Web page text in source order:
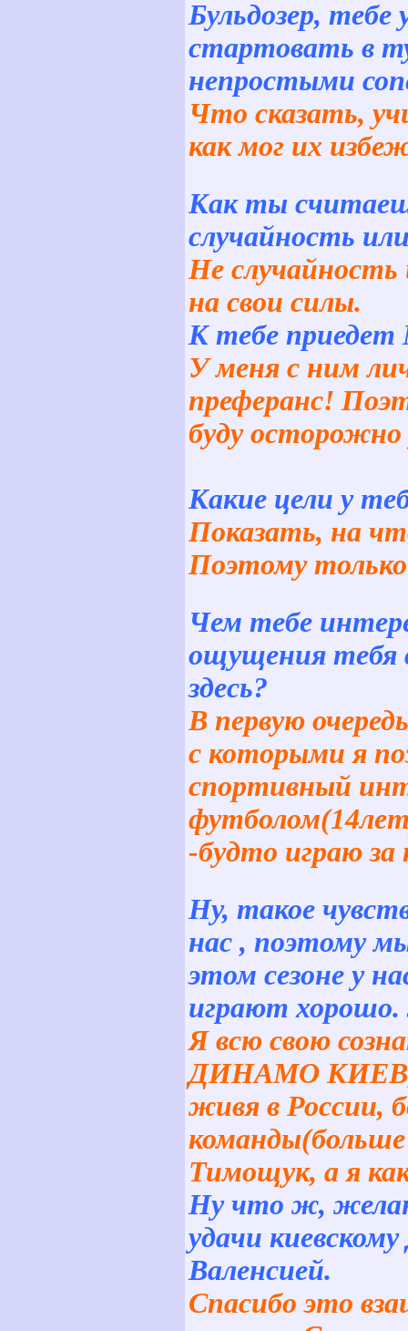
Бульдозер,
стартовать в
непростыми
Что сказать,
как мог их
Как ты
случайность
Не случайность
на свои силы.
К тебе приедет
У меня с ним
преферанс!
буду осторожно
Какие цели у
Показать, на
Поэтому
Чем тебе
ощущения тебя
здесь?
В первую
с которыми я
спортивный
-будто играю
Ну, такое
нас , поэтому
этом сезоне у
играют хорошо.
Я всю свою
ДИНАМО КИЕВ,
живя в России,
Тимощук, а я
Ну что ж, желаю
удачи
Валенсией.
Спасибо это